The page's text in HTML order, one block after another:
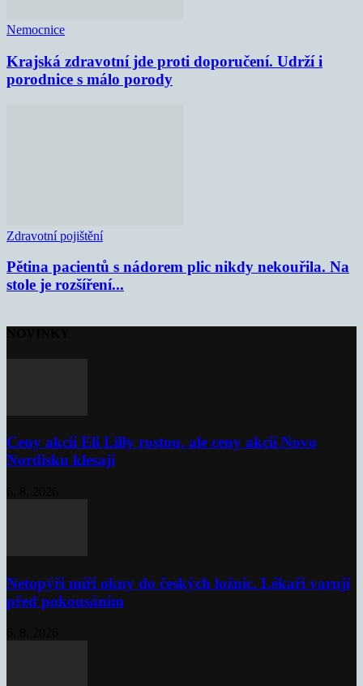
Nemocnice
Krajská zdravotní jde proti doporučení. Udrží i
porodnice s málo porody
Zdravotní pojištění
Pětina pacientů s nádorem plic nikdy nekouřila. Na
stole je rozšíření...
Ceny akcií Eli Lilly rostou, ale ceny akcií Novo
Nordisku klesají
Netopýři míří okny do českých ložnic. Lékaři varují
před pokousáním